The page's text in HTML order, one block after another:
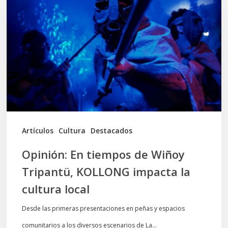
Artículos Cultura Destacados
tiempos
Wiñoy
Tripantü,
KOLLONG
impacta
la
cultura
Opinión: En tiempos de Wiñoy
Tripantü, KOLLONG impacta la
cultura local
Desde las primeras presentaciones en peñas y espacios
comunitarios a los diversos escenarios de La…